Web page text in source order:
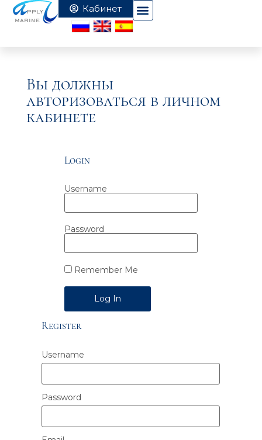
Вы должны
авторизоваться в личном
кабинете
Login
Username
Password
Remember Me
Alternative:
Register
Username
Password